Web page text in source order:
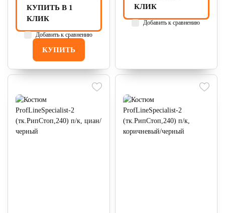
КУПИТЬ
КУПИТЬ В 1
КЛИК
Добавить к сравнению
КЛИК
Добавить к сравнению